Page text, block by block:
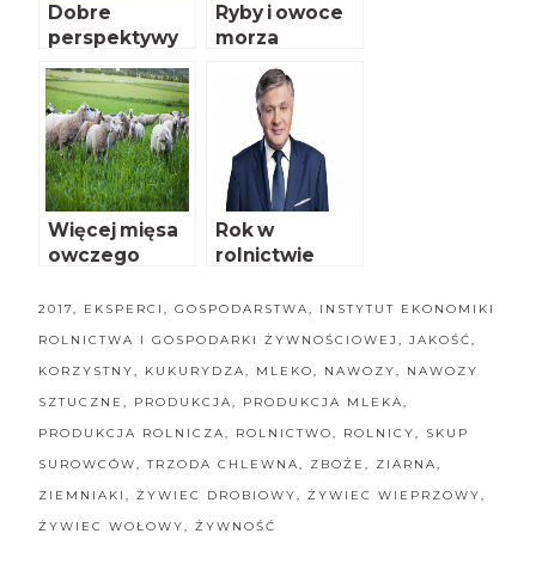
Dobre
perspektywy
globalnego
popytu na
mięso
Ryby i owoce
morza
droższe
Więcej mięsa
owczego
Rok w
rolnictwie
2017, EKSPERCI,GOSPODARSTWA, INSTYTUT EKONOMIKI
ROLNICTWA I GOSPODARKI ŻYWNOŚCIOWEJ,JAKOŚĆ,
KORZYSTNY, KUKURYDZA, MLEKO, NAWOZY, NAWOZY
SZTUCZNE, PRODUKCJA, PRODUKCJA MLEKA,
PRODUKCJA ROLNICZA, ROLNICTWO, ROLNICY, SKUP
SUROWCÓW,TRZODA CHLEWNA, ZBOŻE, ZIARNA,
ZIEMNIAKI,ŻYWIEC DROBIOWY,ŻYWIEC WIEPRZOWY,
ŻYWIEC WOŁOWY,ŻYWNOŚĆ